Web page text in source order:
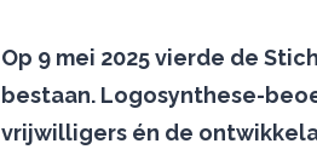
Op 9 mei 2025 vierde de
bestaan. Logosynthese-
vrijwilligers én de